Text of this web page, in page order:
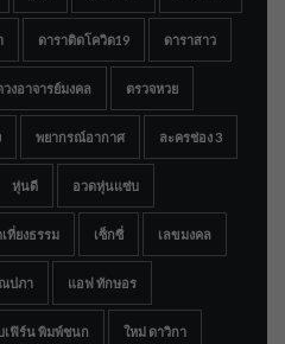
ดาราติดโควิด19 ดาราสาว
วงอาจารย์มงคล ตรวจหวย
พยากรณ์อากาศ ละครช่อง 3
หุ่นดี อวดหุ่นแซ่บ
ที่ยงธรรม เซ็กซี่ เลขมงคล
ปภา แอฟ ทักษอร
เฟิร์น พิมพ์ชนก ใหม่ ดาวิกา